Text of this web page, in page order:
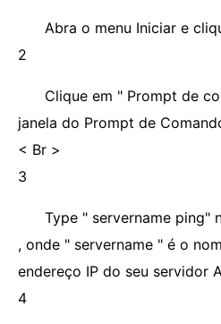
Abra o menu Iniciar e
2
Clique em " Prompt de
janela do Prompt de
< Br >
3
Type " servername ping"
, onde " servername " é o
endereço IP do seu servidor
4